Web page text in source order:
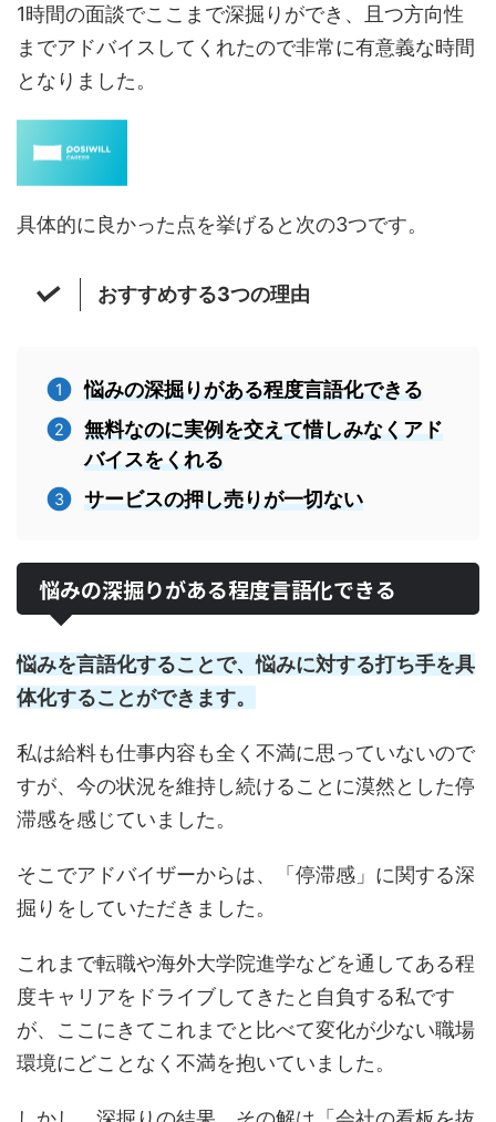
1時間の面談でここまで深掘りができ、且つ方向性
までアドバイスしてくれたので非常に有意義な時間
となりました。
具体的に良かった点を挙げると次の3つです。
おすすめする3つの理由
悩みの深掘りがある程度言語化できる
無料なのに実例を交えて惜しみなくアド
バイスをくれる
サービスの押し売りが一切ない
悩みの深掘りがある程度言語化できる
悩みを言語化することで、悩みに対する打ち手を具
体化することができます。
私は給料も仕事内容も全く不満に思っていないので
すが、今の状況を維持し続けることに漠然とした停
滞感を感じていました。
そこでアドバイザーからは、「停滞感」に関する深
掘りをしていただきました。
これまで転職や海外大学院進学などを通してある程
度キャリアをドライブしてきたと自負する私です
が、ここにきてこれまでと比べて変化が少ない職場
環境にどことなく不満を抱いていました。